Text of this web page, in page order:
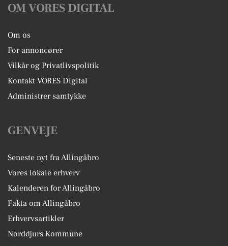
OM VORES DIGITAL
Om os
For annoncører
Vilkår og Privatlivspolitik
Kontakt VORES Digital
Administrer samtykke
GENVEJE
Seneste nyt fra Allingåbro
Vores lokale erhverv
Kalenderen for Allingåbro
Fakta om Allingåbro
Erhvervsartikler
Norddjurs Kommune